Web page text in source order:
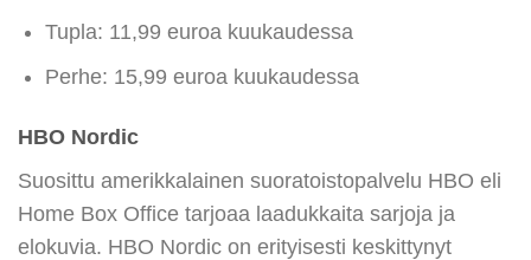
Tupla: 11,99 euroa kuukaudessa
Perhe: 15,99 euroa kuukaudessa
HBO Nordic
Suosittu amerikkalainen suoratoistopalvelu HBO eli
Home Box Office tarjoaa laadukkaita sarjoja ja
elokuvia. HBO Nordic on erityisesti keskittynyt